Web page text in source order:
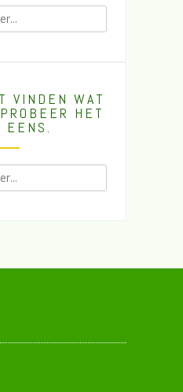
VINDEN WAT
HET
EENS.